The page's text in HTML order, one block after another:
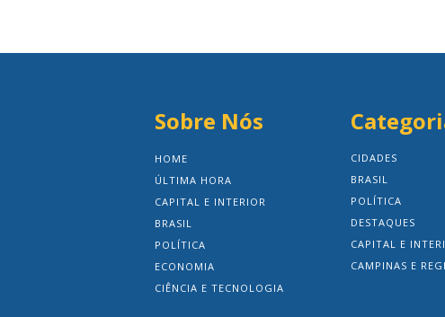
Sobre Nós
HOME
ÚLTIMA HORA
CAPITAL E INTERIOR
BRASIL
POLÍTICA
ECONOMIA
CIÊNCIA E TECNOLOGIA
CIDADES
BRASIL
POLÍTICA
DESTAQUES
CAPITAL E
CAMPINAS E